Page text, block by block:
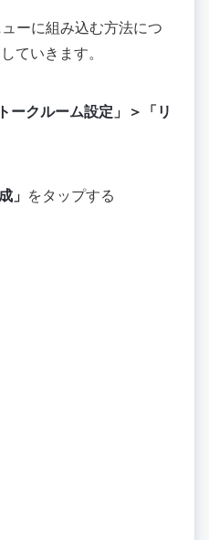
ーに組み込む方法につ
ていきます。
トークルーム設定」＞「リ
」 をタップする